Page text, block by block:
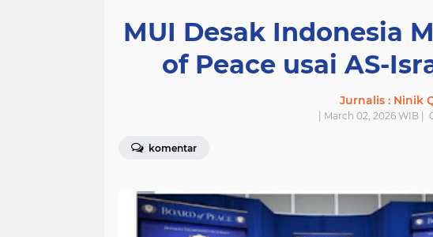
MUI Desak Indonesia
of Peace usai AS-
Jurnalis : Ninik
| March 02, 2026 WIB |
komentar